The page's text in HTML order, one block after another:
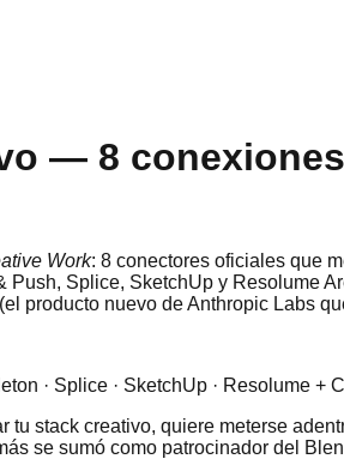
— 8
Work: 8 conectores oficiales que
Splice, SketchUp y Resolume
(el producto nuevo de Anthropic Labs
· Splice · SketchUp · Resolume +
tu stack creativo, quiere meterse
se sumó como patrocinador del